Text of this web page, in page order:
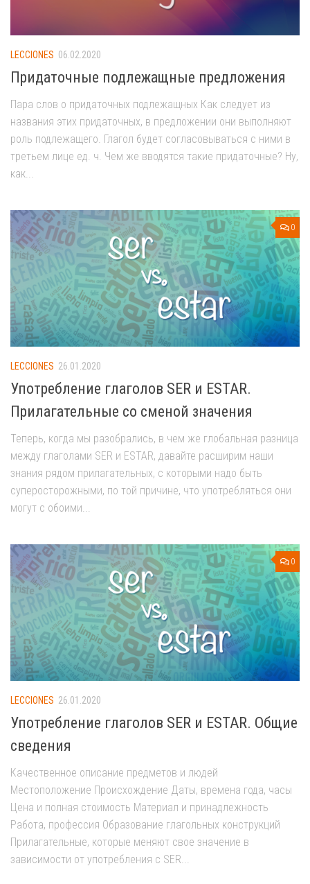
LECCIONES 06.02.2020
Придаточные подлежащные предложения
Пара слов о придаточных подлежащных Как следует из
названия этих придаточных, в предложении они выполняют
роль подлежащего. Глагол будет согласовываться с ними в
третьем лице ед. ч. Чем же вводятся такие придаточные? Ну,
как...
0
LECCIONES 26.01.2020
Употребление глаголов SER и ESTAR.
Прилагательные со сменой значения
Теперь, когда мы разобрались, в чем же глобальная разница
между глаголами SER и ESTAR, давайте расширим наши
знания рядом прилагательных, с которыми надо быть
суперосторожными, по той причине, что употребляться они
могут с обоими...
0
LECCIONES 26.01.2020
Употребление глаголов SER и ESTAR. Общие
сведения
Качественное описание предметов и людей
Местоположение Происхождение Даты, времена года, часы
Цена и полная стоимость Материал и принадлежность
Работа, профессия Образование глагольных конструкций
Прилагательные, которые меняют свое значение в
зависимости от употребления с SER...